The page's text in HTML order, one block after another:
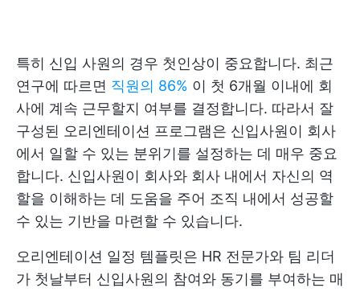
특히 신입 사원의 경우 첫인상이 중요합니다. 최근
연구에 따르면 직원의 86% 이 첫 6개월 이내에 회
사에 계속 근무할지 여부를 결정합니다. 따라서 잘
구성된 오리엔테이션 프로그램은 신입사원이 회사
에서 일할 수 있는 분위기를 설정하는 데 매우 중요
합니다. 신입사원이 회사와 회사 내에서 자신의 역
할을 이해하는 데 도움을 주어 조직 내에서 성공할
수 있는 기반을 마련할 수 있습니다.
오리엔테이션 일정 템플릿은 HR 전문가와 팀 리더
가 첫날부터 신입사원의 참여와 동기를 부여하는 매